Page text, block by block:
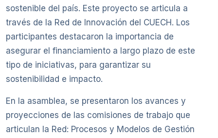
sostenible del país. Este proyecto se articula a
través de la Red de Innovación del CUECH. Los
participantes destacaron la importancia de
asegurar el financiamiento a largo plazo de este
tipo de iniciativas, para garantizar su
sostenibilidad e impacto.
En la asamblea, se presentaron los avances y
proyecciones de las comisiones de trabajo que
articulan la Red: Procesos y Modelos de Gestión